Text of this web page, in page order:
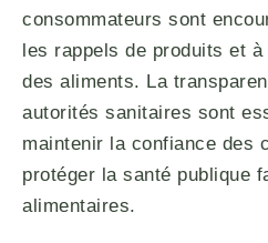
consommateurs sont
les rappels de produits et
des aliments. La
autorités sanitaires sont
maintenir la confiance des
protéger la santé publique
alimentaires.